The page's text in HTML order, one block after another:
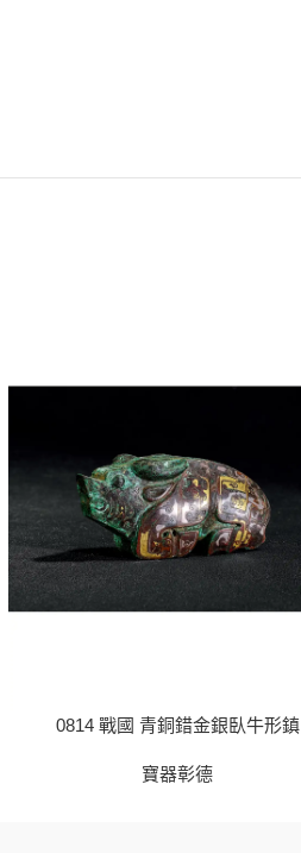
0814 戰國 青銅錯金銀臥牛形鎮
寶器彰德